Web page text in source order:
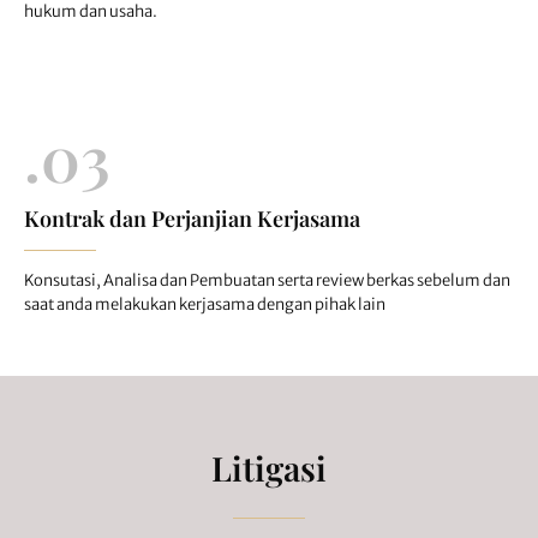
hukum dan usaha.
.03
Kontrak dan Perjanjian Kerjasama
Konsutasi, Analisa dan Pembuatan serta review berkas sebelum dan
saat anda melakukan kerjasama dengan pihak lain
Litigasi